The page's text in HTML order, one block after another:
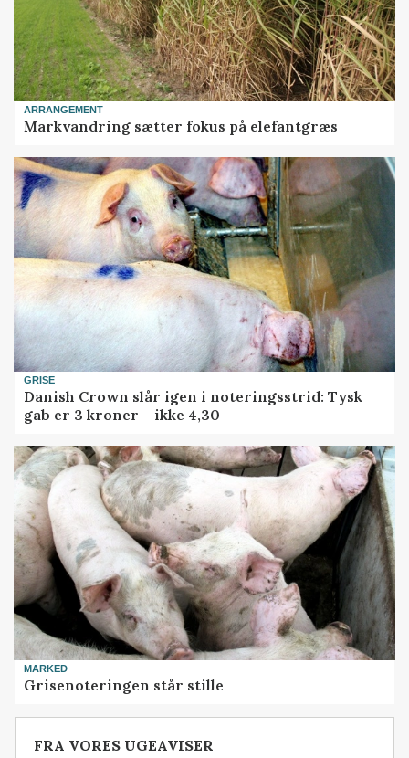
ARRANGEMENT
Markvandring sætter fokus på elefantgræs
GRISE
Danish Crown slår igen i noteringsstrid: Tysk
gab er 3 kroner – ikke 4,30
MARKED
Grisenoteringen står stille
FRA VORES UGEAVISER